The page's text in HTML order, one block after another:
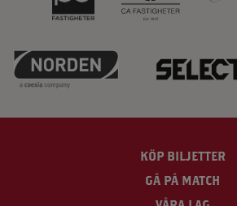
KÖP BILJETTER
GÅ PÅ MATCH